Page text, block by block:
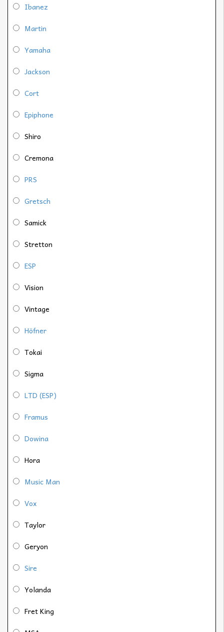
Ibanez
Martin
Yamaha
Jackson
Cort
Epiphone
Shiro
Cremona
PRS
Gretsch
Samick
Stretton
ESP
Vision
Vintage
Höfner
Tokai
Sigma
LTD (ESP)
Framus
Dowina
Hora
Music Man
Vox
Taylor
Geryon
Sire
Yolanda
Fret King